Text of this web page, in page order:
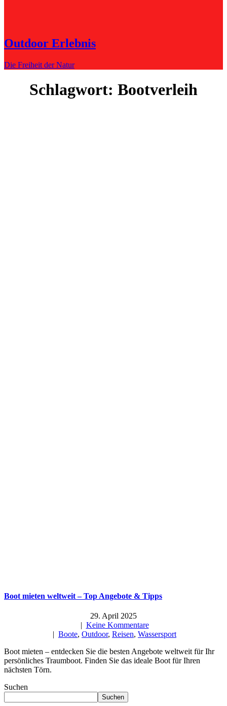
Outdoor Erlebnis
Die Freiheit der Natur
Schlagwort: Bootverleih
Boot mieten weltweit – Top Angebote & Tipps
29. April 2025
| Keine Kommentare
| Boote, Outdoor, Reisen, Wassersport
Boot mieten – entdecken Sie die besten Angebote weltweit für Ihr
persönliches Traumboot. Finden Sie das ideale Boot für Ihren
nächsten Törn.
Suchen
Suchen